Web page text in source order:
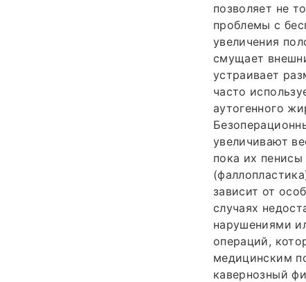
позволяет не
проблемы с
увеличения
смущает
устраивает
часто
аутогенного
увеличивают
пока их пенисы
зависит от
случаях
нарушениями
операций,
медицинским
кавернозный